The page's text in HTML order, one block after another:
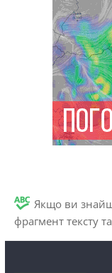
Якщо ви
фрагмент тексту